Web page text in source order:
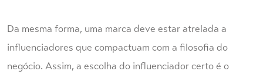
Da mesma forma, uma marca deve estar atrelada a
influenciadores que compactuam com a filosofia do
negócio. Assim, a escolha do influenciador certo é o